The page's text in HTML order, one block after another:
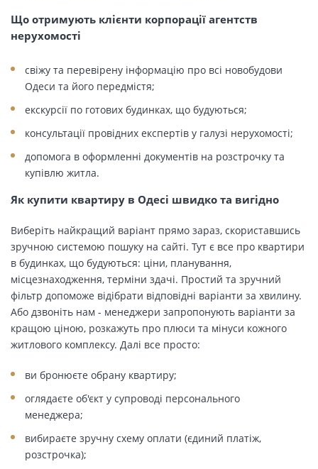
Що отримують клієнти корпорації агентств
нерухомості
свіжу та перевірену інформацію про всі новобудови
Одеси та його передмістя;
екскурсії по готових будинках, що будуються;
консультації провідних експертів у галузі нерухомості;
допомога в оформленні документів на розстрочку та
купівлю житла.
Як купити квартиру в Одесі швидко та вигідно
Виберіть найкращий варіант прямо зараз, скориставшись
зручною системою пошуку на сайті. Тут є все про квартири
в будинках, що будуються: ціни, планування,
місцезнаходження, терміни здачі. Простий та зручний
фільтр допоможе відібрати відповідні варіанти за хвилину.
Або дзвоніть нам - менеджери запропонують варіанти за
кращою ціною, розкажуть про плюси та мінуси кожного
житлового комплексу. Далі все просто:
ви бронюєте обрану квартиру;
оглядаєте об'єкт у супроводі персонального
менеджера;
вибираєте зручну схему оплати (єдиний платіж,
розстрочка);